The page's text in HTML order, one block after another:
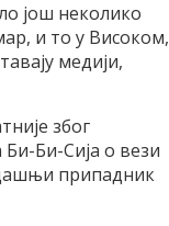
још неколико
и то у Високом,
медији,
због
Би-Сија о вези
припадник